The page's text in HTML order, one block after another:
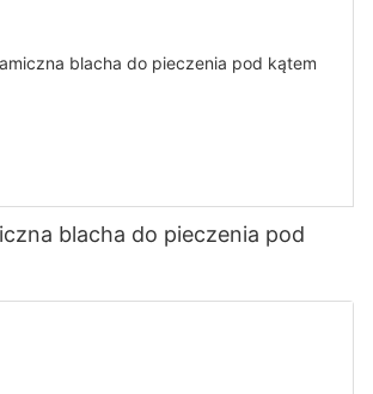
czy nawet piekarnik opalany drewnem,
Kamado:
produktem YUEFU BBQ jest ceramiczny grill
i wydajne urządzenie do gotowania,
miłośników grillowania. Wykonane z
blacha do pieczenia pod